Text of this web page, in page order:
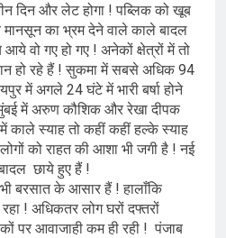
दिन और लेट होगा ! पब्लिक को खूब
मानसून का भ्रम देने वाले काले बादल
वो गए हो गए ! अनेकों क्षेत्रों में तो
हो रहे हैं ! सुकमा में सबसे अधिक 94
में अगले 24 घंटे में भारी बर्षा होने
मुंबई में अरुण कौशिक और रेखा दीपक
काले स्याह तो कहीं कहीं हल्के स्याह
को राहत की आशा भी जगी है ! नई
छाये हुए हैं !
के आसार हैं ! हालाँकि
रहा ! अधिकतर लोग घरों दफ्तरों
पर आवाजाही कम ही रही ! पंजाब